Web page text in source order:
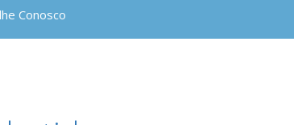
Conosco